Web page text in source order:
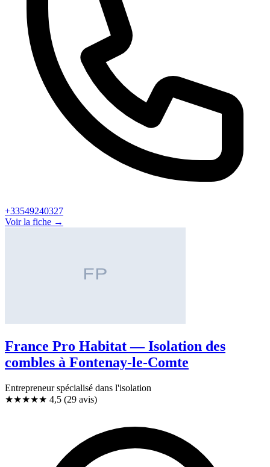
+33549240327
Voir la fiche →
France Pro Habitat — Isolation des
combles à Fontenay-le-Comte
Entrepreneur spécialisé dans l'isolation
★★★★★ 4,5 (29 avis)